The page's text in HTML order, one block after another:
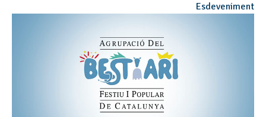
Esdeveniment